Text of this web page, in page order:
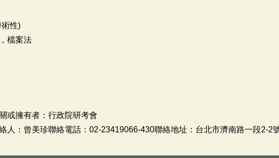
性)
檔案法
或擁有者：行政院研考會
人：曾美珍聯絡電話：02-23419066-430聯絡地址：台北市濟南路一段2-2